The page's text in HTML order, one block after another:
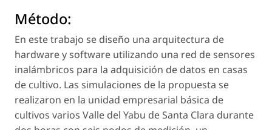
Método:
En este trabajo se diseño una arquitectura de
hardware y software utilizando una red de sensores
inalámbricos para la adquisición de datos en casas
de cultivo. Las simulaciones de la propuesta se
realizaron en la unidad empresarial básica de
cultivos varios Valle del Yabu de Santa Clara durante